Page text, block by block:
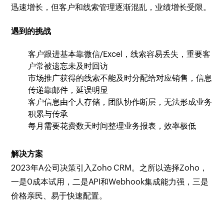
迅速增长，但客户和线索管理逐渐混乱，业绩增长受限。
遇到的挑战
客户跟进基本靠微信/Excel，线索容易丢失，重要客
户常被遗忘未及时回访
市场推广获得的线索不能及时分配给对应销售，信息
传递靠邮件，延误明显
客户信息由个人存储，团队协作断层，无法形成业务
积累与传承
每月需要花费数天时间整理业务报表，效率极低
解决方案
2023年A公司决策引入Zoho CRM。之所以选择Zoho，
一是0成本试用，二是API和Webhook集成能力强，三是
价格亲民、易于快速配置。